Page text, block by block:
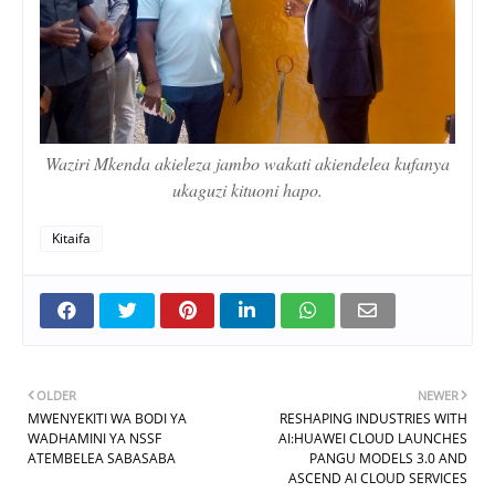
Waziri Mkenda akieleza jambo wakati akiendelea kufanya
ukaguzi kituoni hapo.
Kitaifa
NEWER
RESHAPING INDUSTRIES WITH
AI:HUAWEI CLOUD LAUNCHES
PANGU MODELS 3.0 AND
ASCEND AI CLOUD SERVICES
OLDER
MWENYEKITI WA BODI YA
WADHAMINI YA NSSF
ATEMBELEA SABASABA